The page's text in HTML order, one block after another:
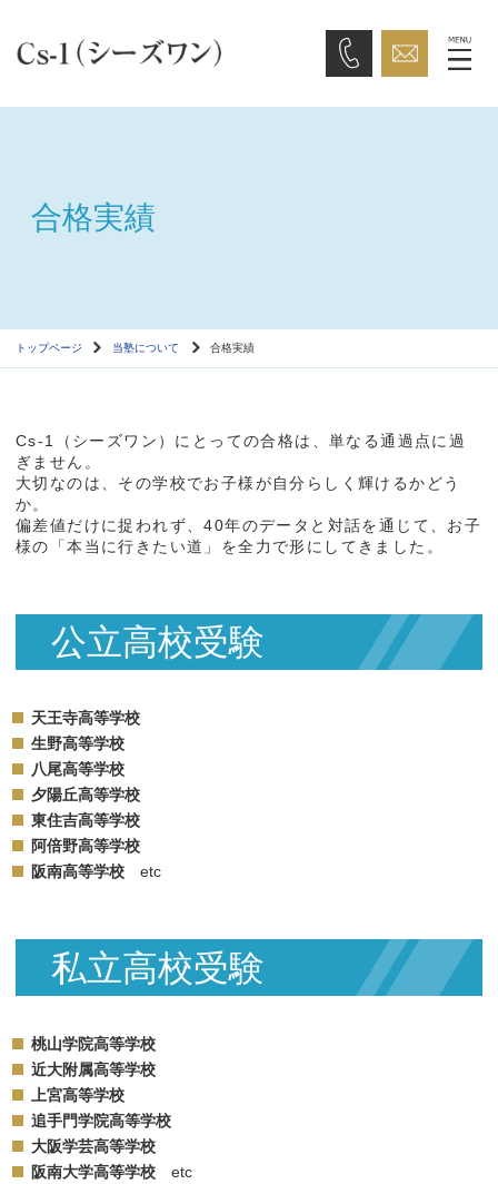
合格実績
トップページ 当塾について 合格実績
Cs-1（シーズワン）にとっての合格は、単なる通過点に過
ぎません。
大切なのは、その学校でお子様が自分らしく輝けるかどう
か。
偏差値だけに捉われず、40年のデータと対話を通じて、お子
様の「本当に行きたい道」を全力で形にしてきました。
公立高校受験
天王寺高等学校
生野高等学校
八尾高等学校
夕陽丘高等学校
東住吉高等学校
阿倍野高等学校
阪南高等学校 etc
私立高校受験
桃山学院高等学校
近大附属高等学校
上宮高等学校
追手門学院高等学校
大阪学芸高等学校
阪南大学高等学校 etc